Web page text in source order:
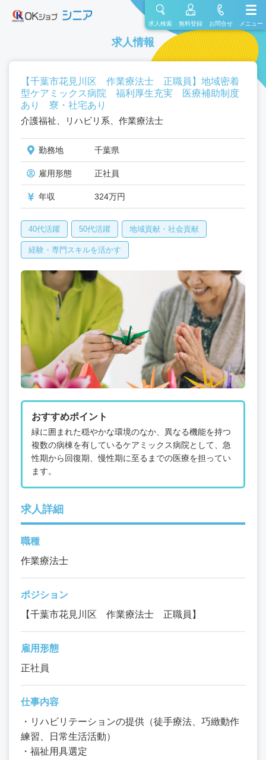
求人検索 無料登録 お問合せ メニュー
求人情報
【千葉市花見川区 作業療法士 正職員】地域密着
型ケアミックス病院 福利厚生充実 医療補助制度
あり 寮・社宅あり
介護福祉、リハビリ系、作業療法士
勤務地 千葉県
雇用形態 正社員
年収 324万円
40代活躍 50代活躍 地域貢献・社会貢献
経験・専門スキルを活かす
おすすめポイント
緑に囲まれた穏やかな環境のなか、異なる機能を持つ
複数の病棟を有しているケアミックス病院として、急
性期から回復期、慢性期に至るまでの医療を担ってい
ます。
求人詳細
職種
作業療法士
ポジション
【千葉市花見川区 作業療法士 正職員】
雇用形態
正社員
仕事内容
・リハビリテーションの提供（徒手療法、巧緻動作
練習、日常生活活動）
・福祉用具選定